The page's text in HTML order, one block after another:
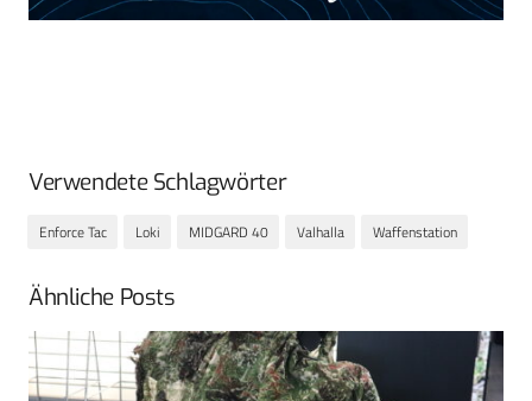
Verwendete Schlagwörter
Enforce Tac Loki MIDGARD 40 Valhalla Waffenstation
Ähnliche Posts